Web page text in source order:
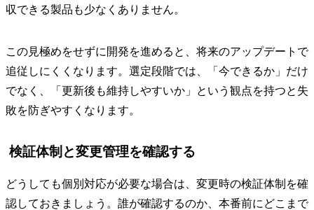
収できる製品も少なくありません。
この見極めをせずに開発を進めると、将来のアップデートで
追従しにくくなります。選定段階では、「今できるか」だけ
でなく、「更新後も維持しやすいか」という観点を持つと失
敗を防ぎやすくなります。
検証体制と変更管理を確認する
どうしても個別対応が必要な場合は、変更時の検証体制を確
認しておきましょう。誰が確認するのか、本番前にどこまで